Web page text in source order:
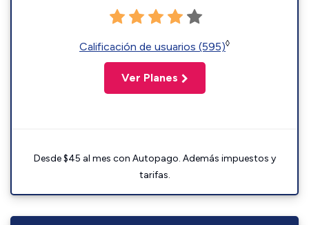
Calificación de usuarios (595)◊
Ver Planes
Desde $45 al mes con Autopago. Además impuestos y
tarifas.